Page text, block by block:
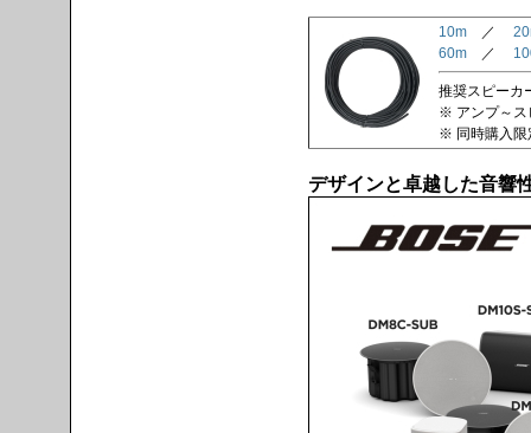
10m ／
60m ／
推奨スピーカ
※ アンプ～ス
※ 同時購入限
デザインと卓越した音響